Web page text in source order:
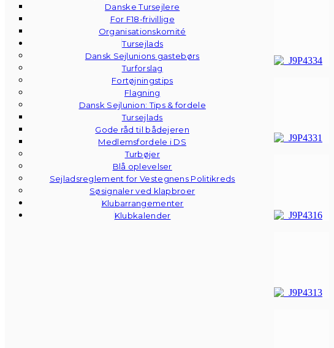
Danske Tursejlere
For F18-frivillige
Organisationskomité
Tursejlads
Dansk Sejlunions gastebørs
Turforslag
Fortøjningstips
Flagning
Dansk Sejlunion: Tips & fordele
Tursejlads
Gode råd til bådejeren
Medlemsfordele i DS
Turbøjer
Blå oplevelser
Sejladsreglement for Vestegnens Politikreds
Søsignaler ved klapbroer
Klubarrangementer
Klubkalender